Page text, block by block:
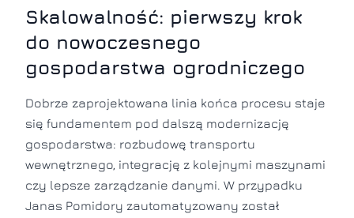
Skalowalność: pierwszy krok
do nowoczesnego
gospodarstwa ogrodniczego
Dobrze zaprojektowana linia końca procesu staje
się fundamentem pod dalszą modernizację
gospodarstwa: rozbudowę transportu
wewnętrznego, integrację z kolejnymi maszynami
czy lepsze zarządzanie danymi. W przypadku
Janas Pomidory zautomatyzowany został